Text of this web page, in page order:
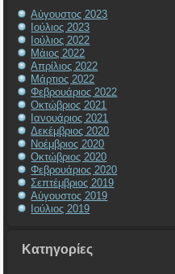
Αύγουστος 2023
Ιούλιος 2023
Ιούλιος 2022
Μάιος 2022
Απρίλιος 2022
Μάρτιος 2022
Φεβρουάριος 2022
Οκτώβριος 2021
Ιανουάριος 2021
Δεκέμβριος 2020
Νοέμβριος 2020
Οκτώβριος 2020
Φεβρουάριος 2020
Σεπτέμβριος 2019
Αύγουστος 2019
Ιούλιος 2019
Kατηγορίες